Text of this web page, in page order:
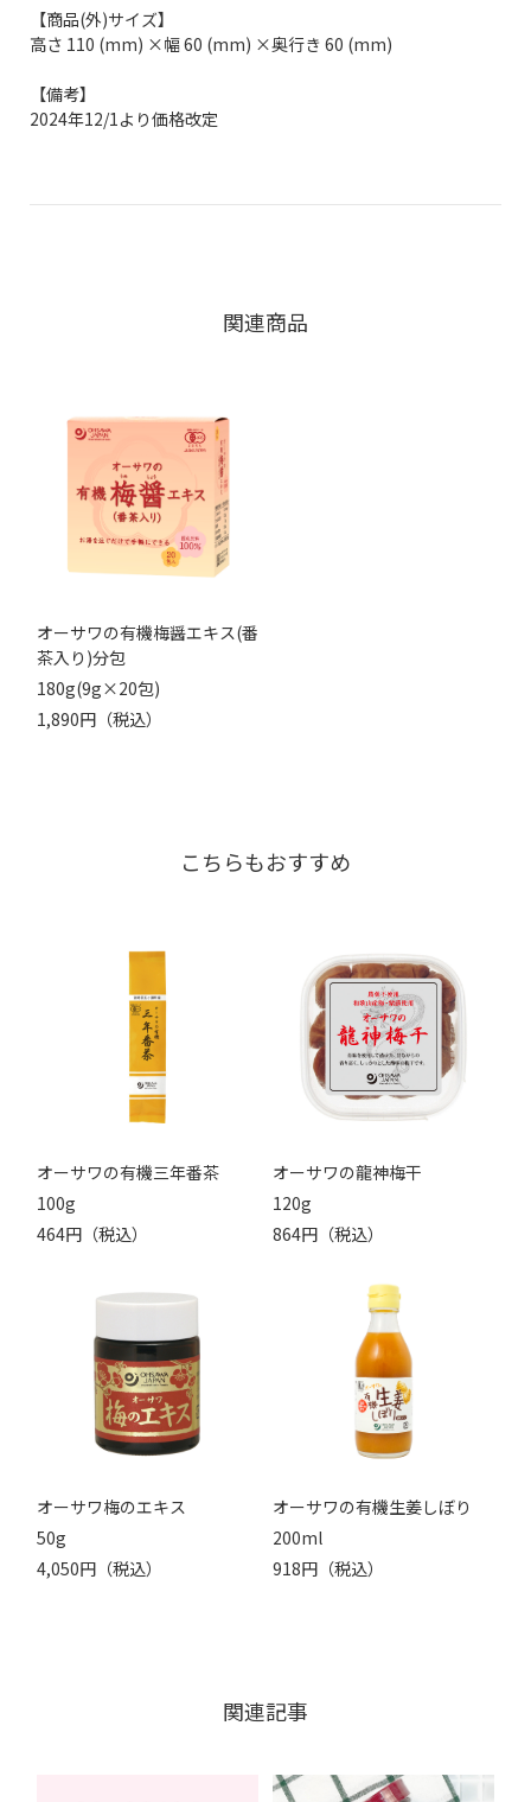
【商品(外)サイズ】
高さ 110 (mm) ×幅 60 (mm) ×奥行き 60 (mm)
【備考】
2024年12/1より価格改定
関連商品
オーサワの有機梅醤エキス(番
茶入り)分包
180g(9g×20包)
1,890円（税込）
こちらもおすすめ
オーサワの有機三年番茶
100g
464円（税込）
オーサワの龍神梅干
120g
864円（税込）
オーサワ梅のエキス
50g
4,050円（税込）
オーサワの有機生姜しぼり
200ml
918円（税込）
関連記事